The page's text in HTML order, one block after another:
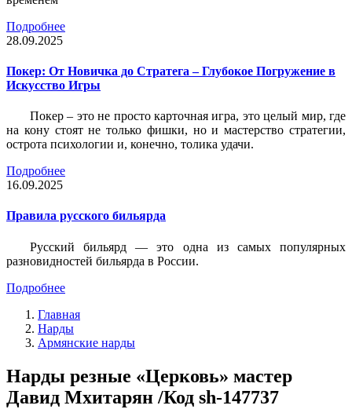
Подробнее
28.09.2025
Покер: От Новичка до Стратега – Глубокое Погружение в
Искусство Игры
Покер – это не просто карточная игра, это целый мир, где
на кону стоят не только фишки, но и мастерство стратегии,
острота психологии и, конечно, толика удачи.
Подробнее
16.09.2025
Правила русского бильярда
Русский бильярд — это одна из самых популярных
разновидностей бильярда в России.
Подробнее
Главная
Нарды
Армянские нарды
Нарды резные «Церковь» мастер
Давид Мхитарян /Код sh-147737